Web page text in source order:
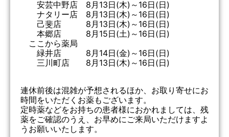
安芸中野店 8月13日(木)～16日(日)
ナタリー店 8月13日(木)～16日(日)
己斐店 8月13日(木)～16日(日)
本郷店 8月15日(土)～16日(日)
ここから薬局
緑井店 8月14日(金)～16日(日)
三川町店 8月13日(木)～16日(日)
連休前後は混雑が予想されるほか、お取り寄せにお
時間をいただくお薬もございます。
定時薬などをお持ちの患者様におかれましては、残
薬をご確認のうえ、お早めにご来局いただけますよ
うお願いいたします。